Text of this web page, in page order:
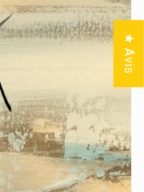
★ Avis